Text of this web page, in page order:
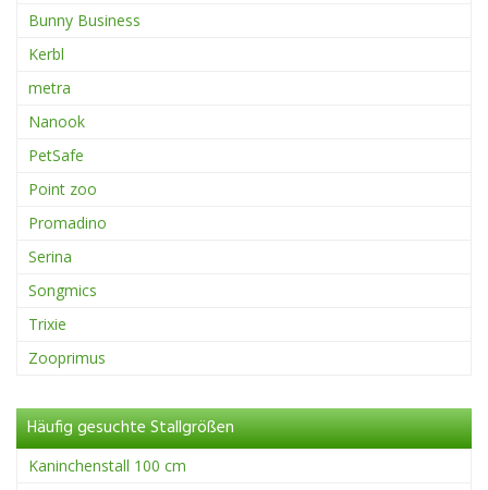
Bunny Business
Kerbl
metra
Nanook
PetSafe
Point zoo
Promadino
Serina
Songmics
Trixie
Zooprimus
Häufig gesuchte Stallgrößen
Kaninchenstall 100 cm